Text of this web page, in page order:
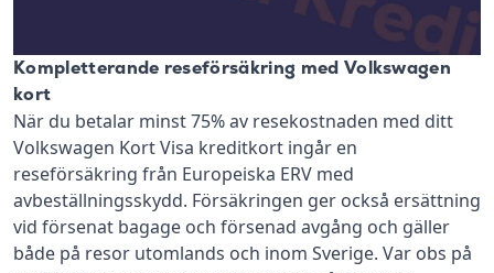
Kompletterande reseförsäkring med Volkswagen
kort
När du betalar minst 75% av resekostnaden med ditt
Volkswagen Kort Visa kreditkort ingår en
reseförsäkring från Europeiska ERV med
avbeställningsskydd. Försäkringen ger också ersättning
vid försenat bagage och försenad avgång och gäller
både på resor utomlands och inom Sverige. Var obs på